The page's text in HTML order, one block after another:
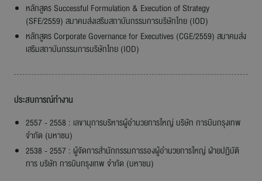
หลักสูตร Successful Formulation & Execution of Strategy
(SFE/2559) สมาคมส่งเสริมสถาบันกรรมการบริษัทไทย (IOD)
หลักสูตร Corporate Governance for Executives (CGE/2559) สมาคมส่ง
เสริมสถาบันกรรมการบริษัทไทย (IOD)
ประสบการณ์ทำงาน
2557 - 2558 : เลขานุการบริหารผู้อำนวยการใหญ่ บริษัท การบินกรุงเทพ
จำกัด (มหาชน)
2538 - 2557 : ผู้จัดการสำนักกรรมการรองผู้อำนวยการใหญ่ ฝ่ายปฏิบัติ
การ บริษัท การบินกรุงเทพ จำกัด (มหาชน)